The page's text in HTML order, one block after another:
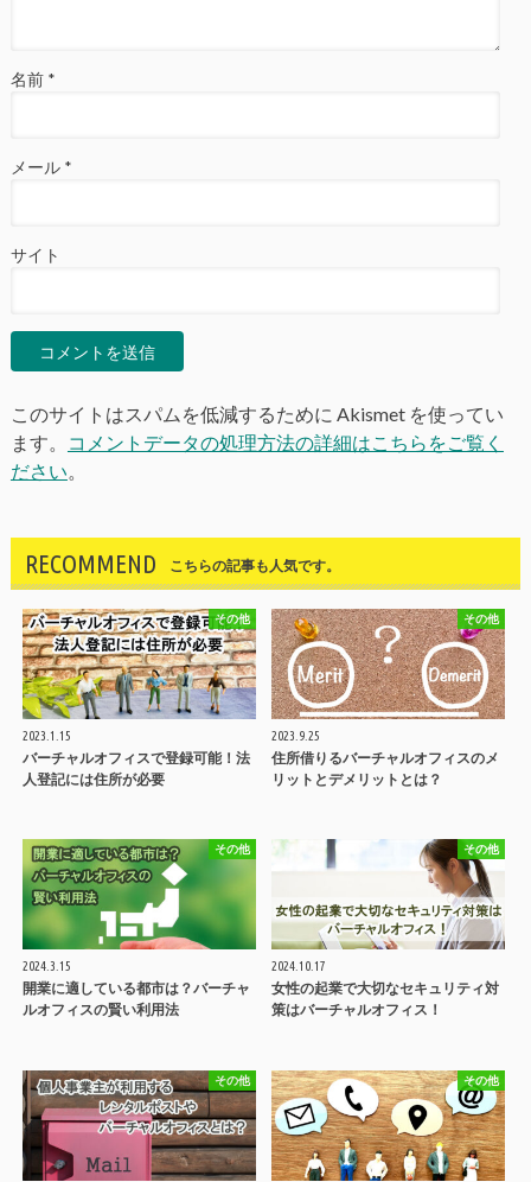
名前 *
メール *
サイト
このサイトはスパムを低減するために Akismet を使ってい
ます。
コメントデータの処理方法の詳細はこちらをご覧く
ださい。
RECOMMEND こちらの記事も人気です。
その他
2023.1.15
バーチャルオフィスで登録可能！法
人登記には住所が必要
その他
2023.9.25
住所借りるバーチャルオフィスのメ
リットとデメリットとは？
その他
2024.3.15
開業に適している都市は？バーチャ
ルオフィスの賢い利用法
その他
2024.10.17
女性の起業で大切なセキュリティ対
策はバーチャルオフィス！
その他 その他